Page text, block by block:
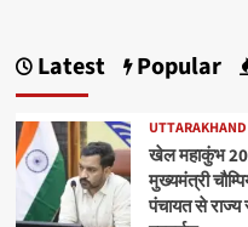
Latest Popular
UTTARAKHAND
खेल महाकुंभ
मुख्यमंत्री
पंचायत से राज्य